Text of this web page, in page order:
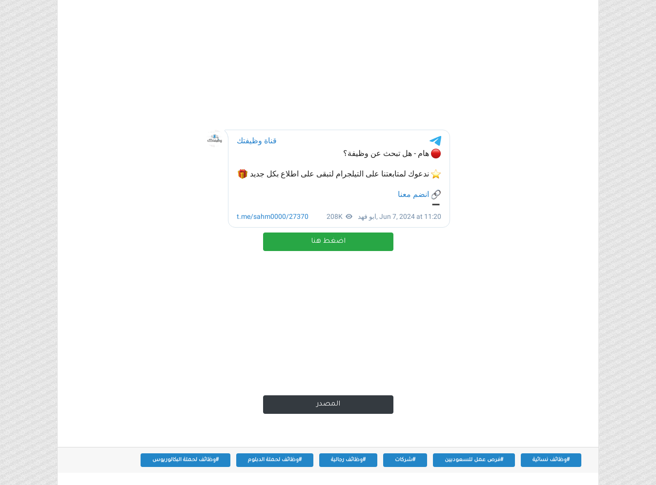
اضغط هنا
المصدر
#وظائف نسائية #فرص عمل للسعوديين #شركات #وظائف رجالية #وظائف لحملة الدبلوم #وظائف لحملة البكالوريوس